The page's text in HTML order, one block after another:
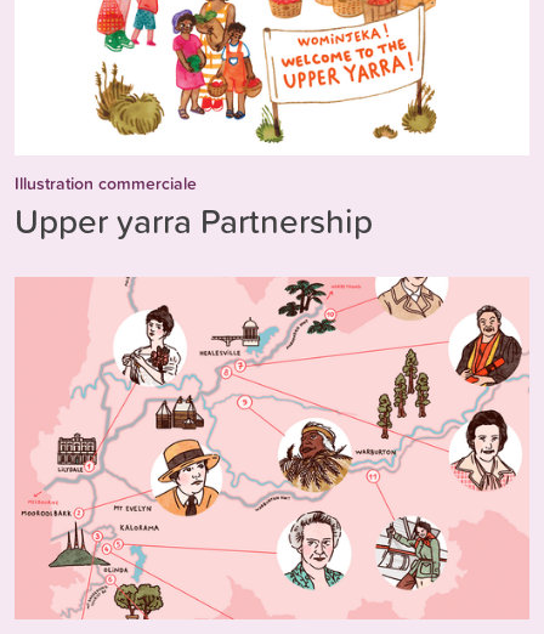
Illustration commerciale
Upper yarra Partnership